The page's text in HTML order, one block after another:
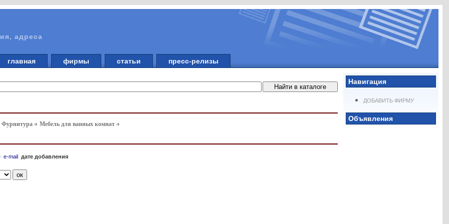
адреса
главная фирмы статьи пресс-релизы
Навигация
ДОБАВИТЬ ФИРМУ
Объявления
Фурнитура Мебель для ванных комнат
e-mail дате добавления